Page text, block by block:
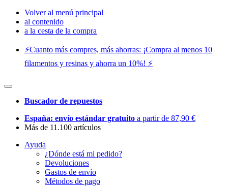
Volver al menú principal
al contenido
a la cesta de la compra
⚡️Cuanto más compres, más ahorras: ¡Compra al menos 10
filamentos y resinas y ahorra un 10%! ⚡️
Buscador de repuestos
España: envío estándar gratuito a partir de 87,90 €
Más de 11.100 artículos
Ayuda
¿Dónde está mi pedido?
Devoluciones
Gastos de envío
Métodos de pago